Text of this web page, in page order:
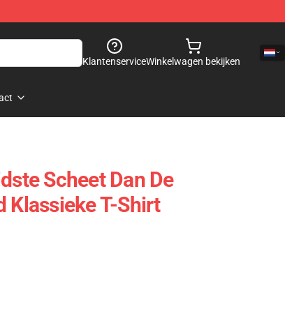
KlantenserviceWinkelwagen bekijken
Scheet Dan De
Klassieke T-Shirt